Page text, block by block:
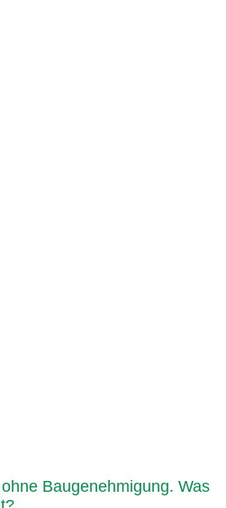
Baugenehmigung. Was